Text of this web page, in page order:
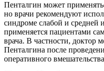
Пенталгин может
но врачи рекомендуют
синдроме слабой и средней
применяется пациентами
врача. В частности, доктор
Пенталгина после
оперативного